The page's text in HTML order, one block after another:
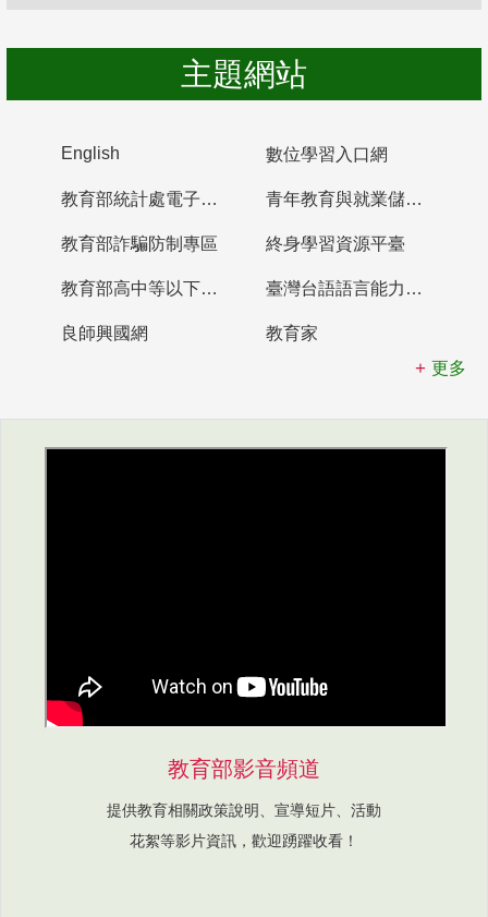
主題網站
English 數位學習入口網
教育部統計處電子書櫃 青年教育與就業儲蓄帳戶
教育部詐騙防制專區 終身學習資源平臺
教育部高中等以下學校及幼兒園教師資格檢定考試 臺灣台語語言能力認證網站
良師興國網
教育家
更多
教育部影音頻道
提供教育相關政策說明、宣導短片、活動
花絮等影片資訊，歡迎踴躍收看！